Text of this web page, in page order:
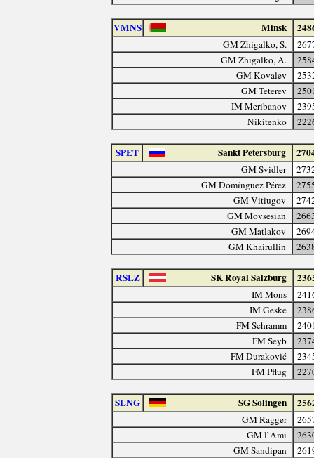
VMNS Minsk
GM Zhigalko, S.
GM Zhigalko, A.
GM Kovalev
GM Teterev
IM Meribanov
Nikitenko
SPET Sankt Petersburg
GM Svidler
GM Domínguez Pérez
GM Vitiugov
GM Movsesian
GM Matlakov
GM Khairullin
RSLZ SK Royal Salzburg
IM Mons
IM Geske
FM Schramm
FM Seyb
FM Duraković
FM Pflug
SLNG SG Solingen
GM Ragger
GM l`Ami
GM Sandipan